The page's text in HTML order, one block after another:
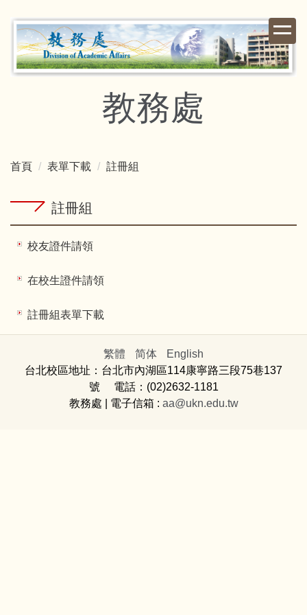
到
要
內
教務處
首頁 表單下載 註冊組
註冊組
校友證件請領
在校生證件請領
註冊組表單下載
繁體 简体
English
台北校區地址：台北市內湖區114康寧路三段75巷137
號 電話：(02)2632-1181
教務處 | 電子信箱 : aa@ukn.edu.tw